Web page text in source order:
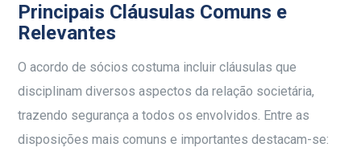
Principais Cláusulas Comuns e
Relevantes
O acordo de sócios costuma incluir cláusulas que
disciplinam diversos aspectos da relação societária,
trazendo segurança a todos os envolvidos. Entre as
disposições mais comuns e importantes destacam-se: